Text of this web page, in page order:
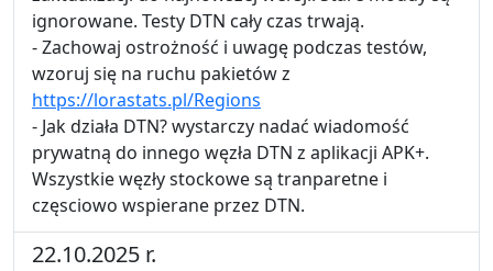
ignorowane. Testy DTN cały czas trwają.
- Zachowaj ostrożność i uwagę podczas testów,
wzoruj się na ruchu pakietów z
https://lorastats.pl/Regions
- Jak działa DTN? wystarczy nadać wiadomość
prywatną do innego węzła DTN z aplikacji APK+.
Wszystkie węzły stockowe są tranparetne i
częsciowo wspierane przez DTN.
22.10.2025 r.